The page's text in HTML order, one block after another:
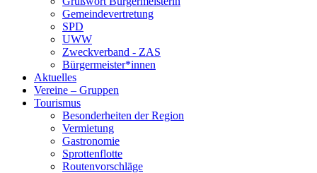
Gemeindevertretung
SPD
UWW
Zweckverband - ZAS
Bürgermeister*innen
Aktuelles
Vereine – Gruppen
Tourismus
Besonderheiten der Region
Vermietung
Gastronomie
Sprottenflotte
Routenvorschläge